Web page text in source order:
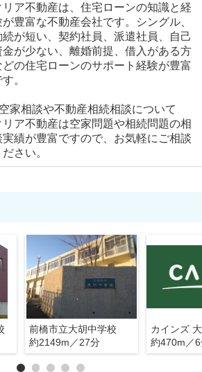
リア不動産は、住宅ローンの知識と経
が豊富な不動産会社です。シングル、
続が短い、契約社員、派遣社員、自己
金が少ない、離婚前提、借入がある方
どの住宅ローンのサポート経験が豊富
。
家相談や不動産相続相談について
リア不動産は空家問題や相続問題の相
実績が豊富ですので、お気軽にご相談
ださい。
前橋市立大胡中学校
約2149m／27分
カインズ
約470m／